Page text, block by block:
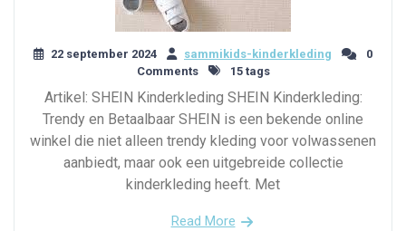
22 september 2024 sammikids-kinderkleding
0
Comments
15 tags
Artikel: SHEIN Kinderkleding SHEIN Kinderkleding:
Trendy en Betaalbaar SHEIN is een bekende online
winkel die niet alleen trendy kleding voor volwassenen
aanbiedt, maar ook een uitgebreide collectie
kinderkleding heeft. Met
Read More